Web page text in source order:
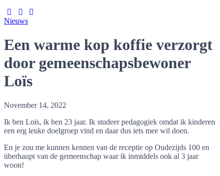
Nieuws
Een warme kop koffie verzorgt
door gemeenschapsbewoner
Loïs
November 14, 2022
Ik ben Loïs, ik ben 23 jaar. Ik studeer pedagogiek omdat ik kinderen
een erg leuke doelgroep vind en daar dus iets mee wil doen.
En je zou me kunnen kennen van de receptie op Oudezijds 100 en
überhaupt van de gemeenschap waar ik inmiddels ook al 3 jaar
woon!